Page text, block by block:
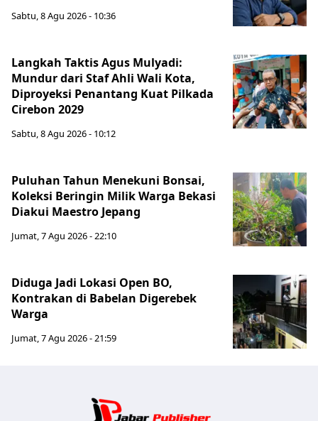
Sabtu, 8 Agu 2026 - 10:36
Langkah Taktis Agus Mulyadi:
Mundur dari Staf Ahli Wali Kota,
Diproyeksi Penantang Kuat Pilkada
Cirebon 2029
Sabtu, 8 Agu 2026 - 10:12
Puluhan Tahun Menekuni Bonsai,
Koleksi Beringin Milik Warga Bekasi
Diakui Maestro Jepang
Jumat, 7 Agu 2026 - 22:10
Diduga Jadi Lokasi Open BO,
Kontrakan di Babelan Digerebek
Warga
Jumat, 7 Agu 2026 - 21:59